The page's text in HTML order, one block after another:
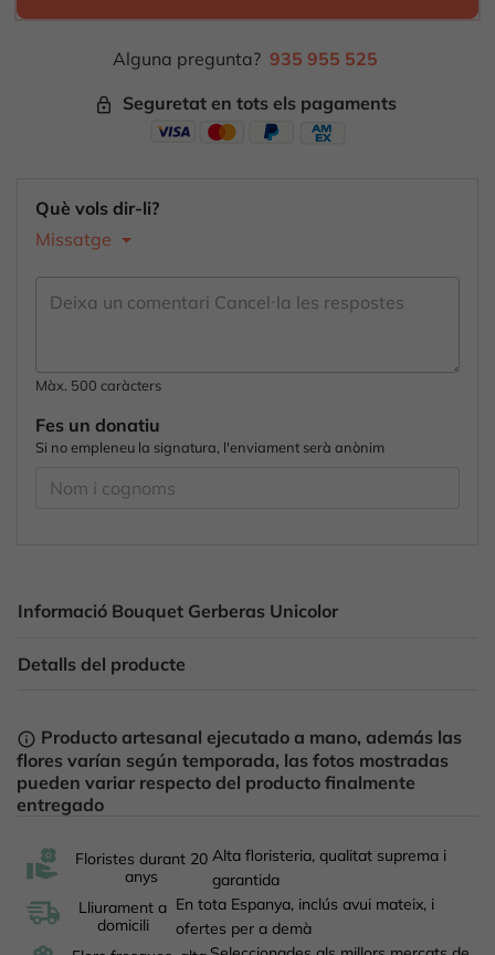
Què vols dir-li?
Missatge
Màx. 500 caràcters
Fes un donatiu
Si no empleneu la signatura, l'enviament serà anònim
Informació Bouquet Gerberas Unicolor
Detalls del producte
info_outline Producto artesanal ejecutado a mano, además las
flores varían según temporada, las fotos mostradas
pueden variar respecto del producto finalmente
entregado
Alguna pregunta? 935 955 525
lock_outline Seguretat en tots els pagaments
Floristes durant 20
anys
Alta floristeria, qualitat suprema i
garantida
Lliurament a
domicili
En tota Espanya, inclús avui mateix, i
ofertes per a demà